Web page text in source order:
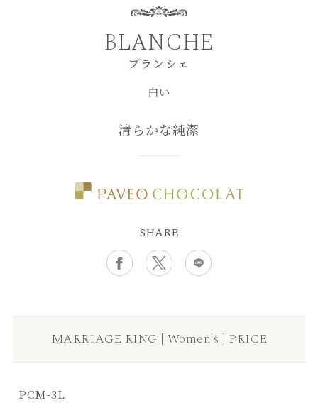
BLANCHE
ブランシェ
白い
清らかな純潔
SHARE
MARRIAGE RING [ Women's ] PRICE
PCM-3L